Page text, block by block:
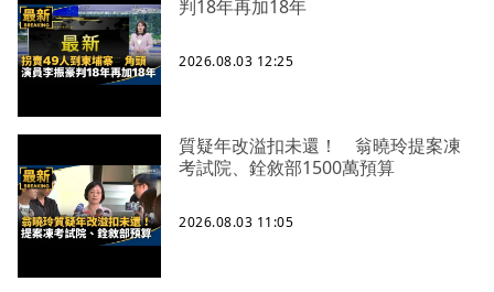
判18年再加18年
2026.08.03 12:25
質疑年改溢扣未還！ 翁曉玲提案凍
考試院、銓敘部1500萬預算
2026.08.03 11:05